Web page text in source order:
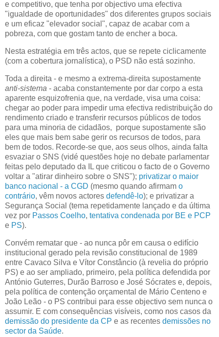
e competitivo, que tenha por objectivo uma efectiva
"igualdade de oportunidades" dos diferentes grupos sociais
e um eficaz "elevador social", capaz de acabar com a
pobreza, com que gostam tanto de encher a boca.
Nesta estratégia em três actos, que se repete ciclicamente
(com a cobertura jornalística), o PSD não está sozinho.
Toda a direita - e mesmo a extrema-direita supostamente
anti-sistema - acaba constantemente por dar corpo a esta
aparente esquizofrenia que, na verdade, visa uma coisa:
chegar ao poder para impedir uma efectiva redistribuição do
rendimento criado e transferir recursos públicos de todos
para uma minoria de cidadãos, porque supostamente são
eles que mais bem sabe gerir os recursos de todos, para
bem de todos. Recorde-se que, aos seus olhos, ainda falta
esvaziar o SNS (vidé questões hoje no debate parlamentar
feitas pelo deputado da IL que criticou o facto de o Governo
voltar a "atirar dinheiro sobre o SNS"); privatizar o maior
banco nacional - a CGD (mesmo quando afirmam o
contrário, vêm novos actores defendê-lo); e privatizar a
Segurança Social (tema repetidamente lançado e da última
vez por Passos Coelho, tentativa condenada por BE e PCP
e PS).
Convém rematar que - ao nunca pôr em causa o edifício
institucional gerado pela revisão constitucional de 1989
entre Cavaco Silva e Vítor Constâncio (à revelia do próprio
PS) e ao ser ampliado, primeiro, pela política defendida por
António Guterres, Durão Barroso e José Sócrates e, depois,
pela política de contenção orçamental de Mário Centeno e
João Leão - o PS contribui para esse objectivo sem nunca o
assumir. E com consequências visíveis, como nos casos da
demissão do presidente da CP e as recentes demissões no
sector da Saúde.